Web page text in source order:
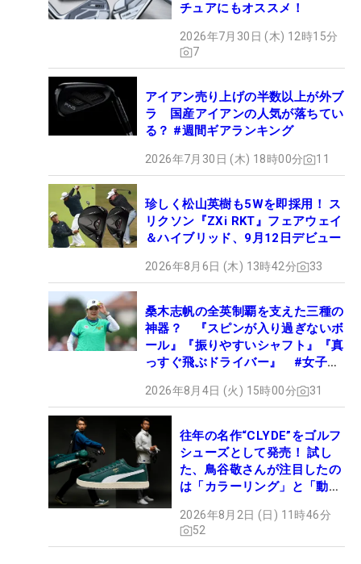
チュアにもオススメ！
2026年7月30日 (木) 12時15分
7
アイアン売り上げの半数以上が外ブ
ラ 国産アイアンの人気が落ちてい
る？ #週間ギアランキング
2026年7月30日 (木) 18時00分 11
珍しく松山英樹も5Wを即採用！ ス
リクソン『ZXi RKT』フェアウェイ
＆ハイブリッド、9月12日デビュー
2026年8月6日 (木) 13時42分 33
桑木志帆の全英制覇を支えた三種の
神器？ 『スピンが入り過ぎないボ
ール』『振りやすいシャフト』『真
っすぐ飛ぶドライバー』 #女子プ
2026年8月4日 (火) 15時00分 31
往年の名作“CLYDE”をゴルフ
シューズとして発売！ 試し
た、鳥谷敬さんが注目したの
は「カラーリング」と「動き
2026年8月2日 (日) 11時46分
52